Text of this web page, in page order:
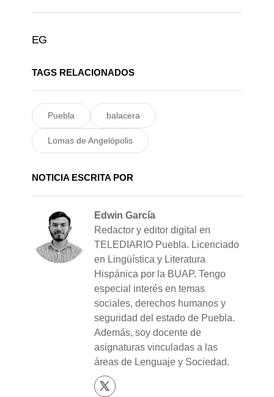
EG
TAGS RELACIONADOS
Puebla balacera
Lomas de Angelópolis
NOTICIA ESCRITA POR
Edwin García
Redactor y editor digital en
TELEDIARIO Puebla. Licenciado
en Lingüística y Literatura
Hispánica por la BUAP. Tengo
especial interés en temas
sociales, derechos humanos y
seguridad del estado de Puebla.
Además, soy docente de
asignaturas vinculadas a las
áreas de Lenguaje y Sociedad.